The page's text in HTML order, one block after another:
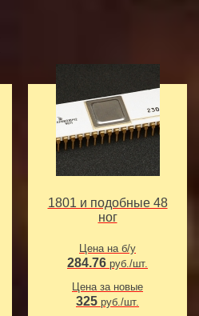
1801 и подобные 48
ног
Цена на б/у
284.76 руб./шт.
Цена за новые
325 руб./шт.